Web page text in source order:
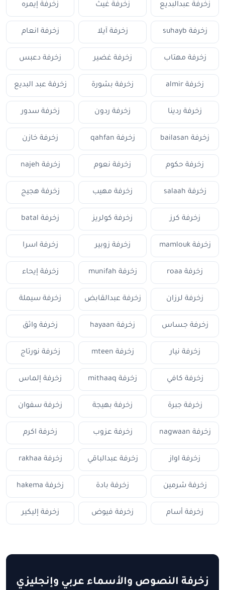
زخرفة عبدالبديع زخرفة غيث زخرفة إيمره
زخرفة suhayb زخرفة آيلا زخرفة انعام
زخرفة مهتاب زخرفة غضير زخرفة دعبس
زخرفة almir زخرفة بشورة زخرفة عبد البديع
زخرفة ردينا زخرفة ردون زخرفة سدور
زخرفة bailasan زخرفة qahfan زخرفة خازن
زخرفة حكوم زخرفة نعوم زخرفة najeh
زخرفة salaah زخرفة مهيب زخرفة هجيج
زخرفة كرز زخرفة كولريز زخرفة batal
زخرفة mamlouk زخرفة زوبير زخرفة اسرا
زخرفة roaa زخرفة munifah زخرفة إيحاء
زخرفة لرزان زخرفة عبدالقابض زخرفة سيملة
زخرفة جساس زخرفة hayaan زخرفة واثق
زخرفة نيار زخرفة mteen زخرفة نورتاج
زخرفة كافي زخرفة mithaaq زخرفة إلماس
زخرفة جبرة زخرفة بهيجة زخرفة سفوان
زخرفة nagwaan زخرفة عزوب زخرفة اكرم
زخرفة اواز زخرفة عبدالباقي زخرفة rakhaa
زخرفة شرمين زخرفة بادة زخرفة hakema
زخرفة أسام زخرفة فيوض زخرفة إليكير
زخرفة النصوص والأسماء عربي وإنجليزي